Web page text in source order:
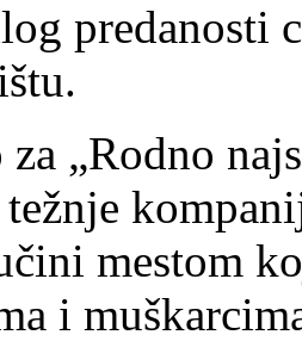
predanosti
za „Rodno
mestom
i